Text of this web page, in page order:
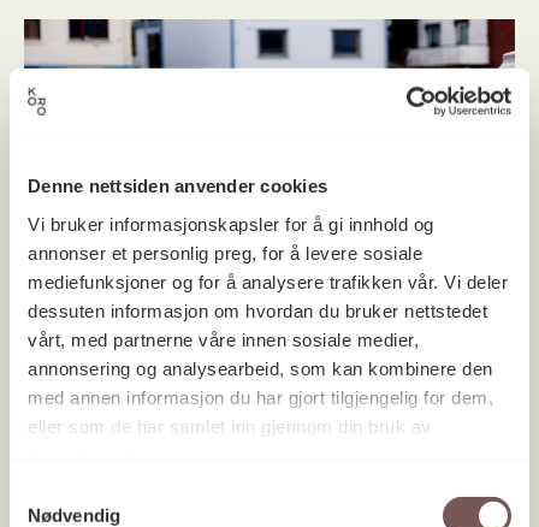
Denne nettsiden anvender cookies
Vi bruker informasjonskapsler for å gi innhold og
annonser et personlig preg, for å levere sosiale
mediefunksjoner og for å analysere trafikken vår. Vi deler
dessuten informasjon om hvordan du bruker nettstedet
vårt, med partnerne våre innen sosiale medier,
annonsering og analysearbeid, som kan kombinere den
med annen informasjon du har gjort tilgjengelig for dem,
eller som de har samlet inn gjennom din bruk av
Nødvendig
Hålogaland Teater
2006